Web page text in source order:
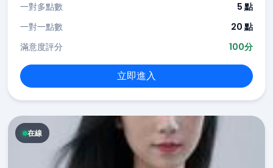
一對多點數
5 點
一對一點數
20 點
滿意度評分
100分
立即進入
在線